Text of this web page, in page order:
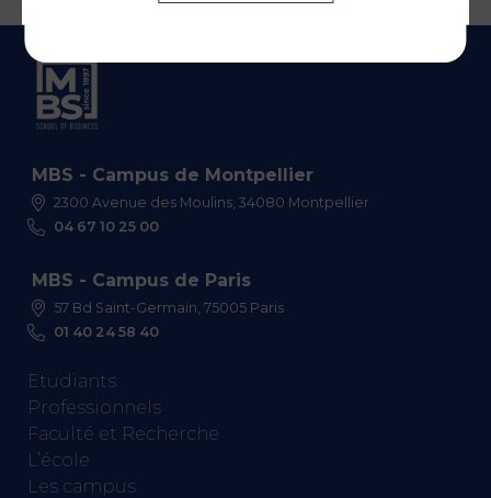
MBS - Campus de Montpellier
2300 Avenue des Moulins, 34080 Montpellier
04 67 10 25 00
MBS - Campus de Paris
57 Bd Saint-Germain, 75005 Paris
01 40 24 58 40
Etudiants
Professionnels
Faculté et Recherche
L’école
Les campus